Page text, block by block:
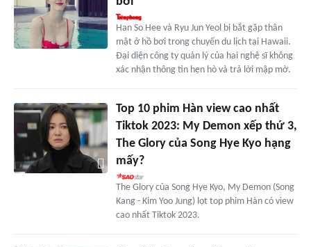
Han So Hee và Ryu Jun Yeol bị bắt gặp thân
mật ở hồ bơi trong chuyến du lịch tại Hawaii.
Đại diện công ty quản lý của hai nghệ sĩ không
xác nhận thông tin hẹn hò và trả lời mập mờ.
Top 10 phim Hàn view cao nhất
Tiktok 2023: My Demon xếp thứ 3,
The Glory của Song Hye Kyo hạng
mấy?
The Glory của Song Hye Kyo, My Demon (Song
Kang - Kim Yoo Jung) lọt top phim Hàn có view
cao nhất Tiktok 2023.